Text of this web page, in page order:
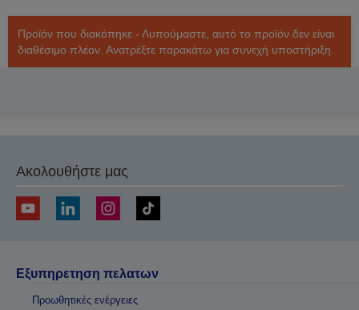
Προϊόν που διακόπηκε - Λυπούμαστε, αυτό το προϊόν δεν είναι
διαθέσιμο πλέον. Ανατρέξτε παρακάτω για συνεχή υποστήριξη.
Ακολουθήστε μας
Εξυπηρετηση πελατων
Προωθητικές ενέργειες